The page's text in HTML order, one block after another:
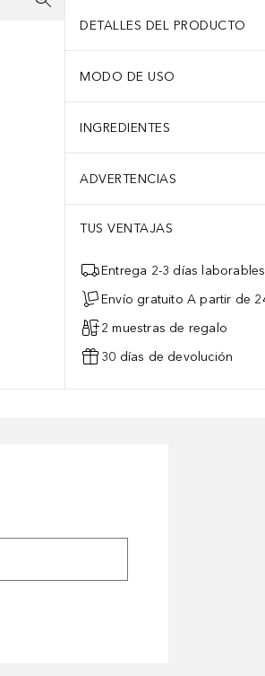
DETALLES DEL PRODUCTO
MODO DE USO
INGREDIENTES
ADVERTENCIAS
TUS VENTAJAS
Entrega 2-3 días laborables
Envío gratuito A partir de
2 muestras de regalo
30 días de devolución